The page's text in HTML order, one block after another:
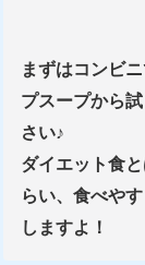
まずはコンビ
プスープから
さい♪
ダイエット食
らい、食べや
しますよ！